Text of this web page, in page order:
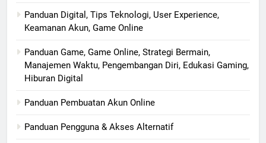
Panduan Digital, Tips Teknologi, User Experience,
Keamanan Akun, Game Online
Panduan Game, Game Online, Strategi Bermain,
Manajemen Waktu, Pengembangan Diri, Edukasi Gaming,
Hiburan Digital
Panduan Pembuatan Akun Online
Panduan Pengguna & Akses Alternatif